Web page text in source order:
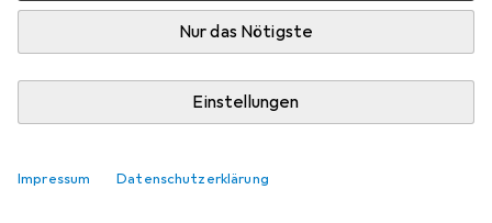
Nur das Nötigste
Einstellungen
Impressum Datenschutzerklärung
Lieferort angeben für genaue Lieferzeit